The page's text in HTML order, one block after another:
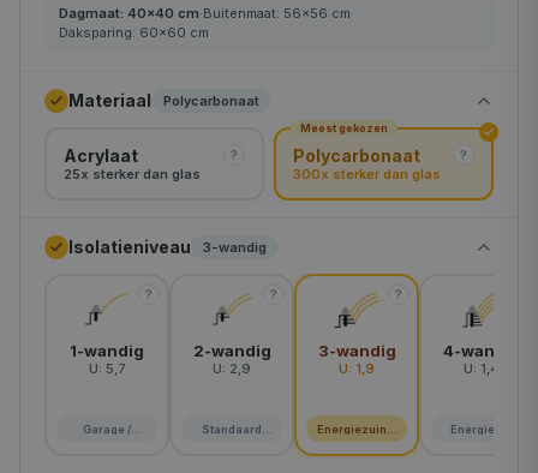
100×100 cm
90×120 cm
120×120 cm
120×150 cm
100×200 cm
120×180 cm
Dagmaat: 40×40 cm·Buitenmaat: 56×56 cm·
Daksparing: 60×60 cm
Materiaal Polycarbonaat
Acrylaat ?
25x sterker dan glas
Meest gekozen
Polycarbonaat ?
300x sterker dan glas
Isolatieniveau 3-wandig
?
1-wandig
U: 5,7
Garage /
?
2-wandig
U: 2,9
Standaard
?
3-wandig
U: 1,9
Energiezuinig
huis
4-wandig
U: 1,4
Energie A+